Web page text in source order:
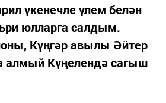
үкенечле үлем белән
юлларга салдым.
Күңгәр авылы Әйтер
алмый Күңелендә сагыш